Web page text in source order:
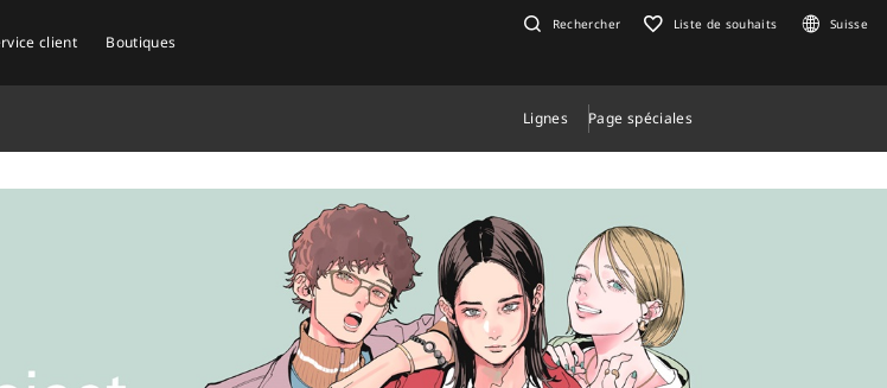
client Boutiques
Rechercher Liste de souhaits Suisse
Lignes Page spéciales